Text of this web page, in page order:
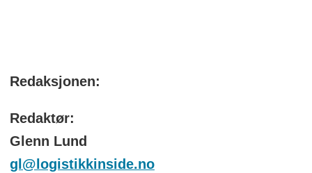
Redaksjonen:
Redaktør:
Glenn Lund
gl@logistikkinside.no